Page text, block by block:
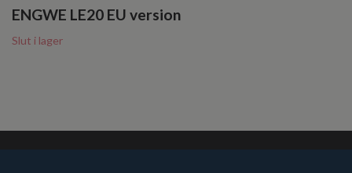
ENGWE LE20 EU version
Slut i lager